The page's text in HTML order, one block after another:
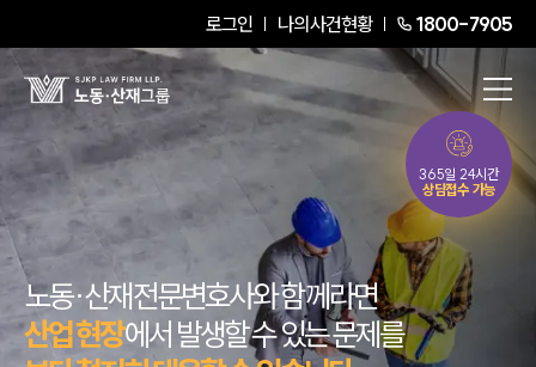
로그인 나의사건현황 1800-7905
365일 24시간
상담접수 가능
노동·산재전문변호사와 함께라면
산업 현장에서 발생할 수 있는 문제를